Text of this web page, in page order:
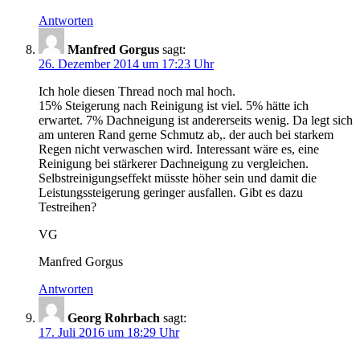
Antworten
Manfred Gorgus sagt:
26. Dezember 2014 um 17:23 Uhr
Ich hole diesen Thread noch mal hoch.
15% Steigerung nach Reinigung ist viel. 5% hätte ich
erwartet. 7% Dachneigung ist andererseits wenig. Da legt sich
am unteren Rand gerne Schmutz ab,. der auch bei starkem
Regen nicht verwaschen wird. Interessant wäre es, eine
Reinigung bei stärkerer Dachneigung zu vergleichen.
Selbstreinigungseffekt müsste höher sein und damit die
Leistungssteigerung geringer ausfallen. Gibt es dazu
Testreihen?
VG
Manfred Gorgus
Antworten
Georg Rohrbach sagt:
17. Juli 2016 um 18:29 Uhr